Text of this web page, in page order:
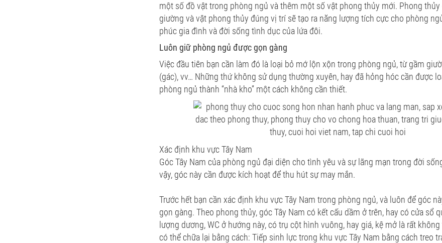
một số đồ vật trong phòng ngủ và thêm một số vật phong thủy mới. Phong
giường và vật phong thủy đúng vị trí sẽ tạo ra năng lượng tích cực cho phòng
phúc gia đình và đời sống tình dục của lứa đôi.
Luôn giữ phòng ngủ được gọn gàng
Việc đầu tiên bạn cần làm đó là loại bỏ mớ lộn xộn trong phòng ngủ, từ gầm
(gác), vv… Những thứ không sử dụng thường xuyên, hay đã hỏng hóc cần được
phòng ngủ thành “nhà kho” một cách không cần thiết.
Xác định khu vực Tây Nam
Góc Tây Nam của phòng ngủ đại diện cho tình yêu và sự lãng mạn trong đời
vậy, góc này cần được kích hoạt để thu hút sự may mắn.
Trước hết bạn cần xác định khu vực Tây Nam trong phòng ngủ, và luôn để góc
gọn gàng. Theo phong thủy, góc Tây Nam có kết cấu dầm ở trên, hay có cửa sổ
lượng dương, WC ở hướng này, có trụ cột hình vuông, hay giá, kệ mở là rất
có thể chữa lại bằng cách: Tiếp sinh lực trong khu vực Tây Nam bằng cách treo